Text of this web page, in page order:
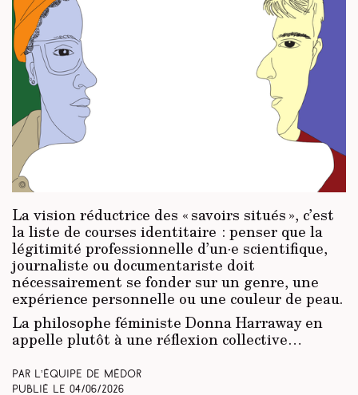
La vision réductrice des « savoirs situés », c’est
la liste de courses identitaire : penser que la
légitimité professionnelle d’un·e scientifique,
journaliste ou documentariste doit
nécessairement se fonder sur un genre, une
expérience personnelle ou une couleur de peau.
La philosophe féministe Donna Harraway en
appelle plutôt à une réflexion collective…
Par L’équipe de Médor
Publié le 04/06/2026